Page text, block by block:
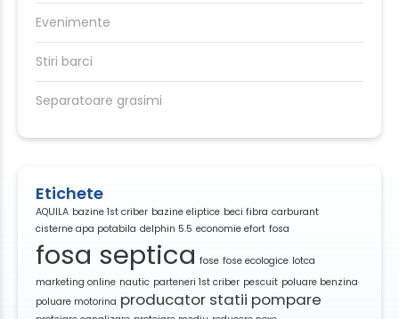
Evenimente
Stiri barci
Separatoare grasimi
Etichete
AQUILA bazine 1st criber bazine eliptice beci fibra carburant
cisterne apa potabila delphin 5.5 economie efort fosa
fosa septica fose fose ecologice lotca
marketing online nautic parteneri 1st criber pescuit poluare benzina
poluare motorina producator statii pompare